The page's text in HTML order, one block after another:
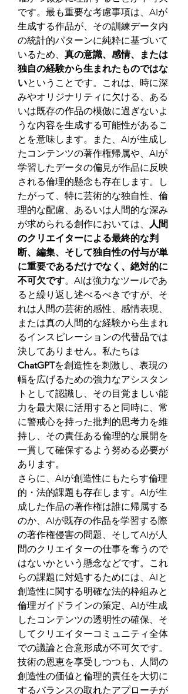
です。最も重要な考慮事項は、AIが
生成する作品が、その訓練データ内
の統計的パターンに純粋に基づいて
いるため、 真の意識、感情、または
独自の経験から生まれたものではな
いということです。これは、時に深
みやオリジナリティに欠ける、ある
いは既存の作品の模倣に過ぎないよ
うな内容を生成する可能性があるこ
とを意味します。また、AIが生成し
たコンテンツの著作権帰属や、AIが
学習したデータの偏見が作品に反映
される倫理的懸念も存在します。し
たがって、特に芸術的な独自性、倫
理的な配慮、あるいは人間的な深み
が求められる創作においては、
人間
のクリエイターによる最終的な判
断、編集、そして独自性の付与が単
に重要であるだけでなく、絶対的に
不可欠です。AIは強力なツールであ
ると繰り返し述べるべきですが、そ
れは人間の芸術的感性、感情表現、
または真の人間的な経験から生まれ
るインスピレーションの代替品では
決してありません。私たちは
ChatGPTを創造性を刺激し、表現の
幅を広げるための強力なアシスタン
トとして認識し、その目覚ましい能
力を最大限に活用すると同時に、常
に警戒心を持った批判的思考力を維
持し、その責任ある倫理的な展開を
一貫して確保するよう努める必要が
あります。
さらに、AIが創造性にもたらす倫理
的・法的課題も存在します。AIが生
成した作品の著作権は誰に帰属する
のか、AIが既存の作品を学習する際
の著作権侵害の問題、そしてAIが人
間のクリエイターの仕事を奪うので
はないかという懸念などです。これ
らの課題に対処するためには、AIと
創造性に関する明確な法的枠組みと
倫理ガイドラインの策定、AIが生成
したコンテンツの透明性の確保、そ
してクリエイターコミュニティ全体
での議論と合意形成が不可欠です。
技術の恩恵を享受しつつも、人間の
創造性の価値と倫理的責任を大切に
するバランスの取れたアプローチが